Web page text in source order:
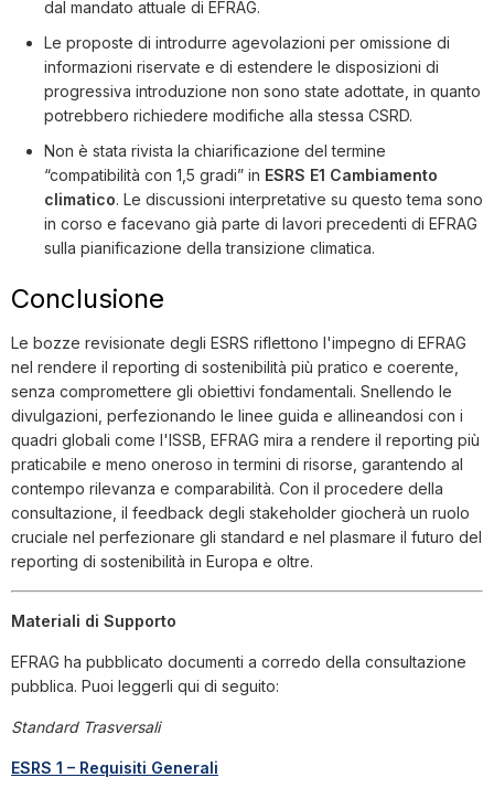
dal mandato attuale di EFRAG.
Le proposte di introdurre agevolazioni per omissione di
informazioni riservate e di estendere le disposizioni di
progressiva introduzione non sono state adottate, in quanto
potrebbero richiedere modifiche alla stessa CSRD.
Non è stata rivista la chiarificazione del termine
“compatibilità con 1,5 gradi” in ESRS E1 Cambiamento
climatico. Le discussioni interpretative su questo tema sono
in corso e facevano già parte di lavori precedenti di EFRAG
sulla pianificazione della transizione climatica.
Conclusione
Le bozze revisionate degli ESRS riflettono l'impegno di EFRAG
nel rendere il reporting di sostenibilità più pratico e coerente,
senza compromettere gli obiettivi fondamentali. Snellendo le
divulgazioni, perfezionando le linee guida e allineandosi con i
quadri globali come l'ISSB, EFRAG mira a rendere il reporting più
praticabile e meno oneroso in termini di risorse, garantendo al
contempo rilevanza e comparabilità. Con il procedere della
consultazione, il feedback degli stakeholder giocherà un ruolo
cruciale nel perfezionare gli standard e nel plasmare il futuro del
reporting di sostenibilità in Europa e oltre.
Materiali di Supporto
EFRAG ha pubblicato documenti a corredo della consultazione
pubblica. Puoi leggerli qui di seguito:
Standard Trasversali
ESRS 1 – Requisiti Generali